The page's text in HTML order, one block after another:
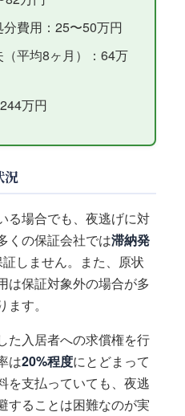
費用：25〜50万円
平均8ヶ月）：64万
万円
況
る場合でも、夜逃げに対
くの保証会社では滞納発
しません。また、原状
は保証対象外の場合が多
す。
た入居者への求償権を行
は20%程度にとどまって
を支払っていても、夜逃
することは困難なのが実